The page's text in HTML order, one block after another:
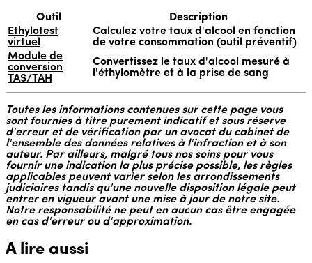
Outil
Description
Ethylotest
virtuel
Calculez votre taux d'alcool en fonction
de votre consommation (outil préventif)
Module de
conversion
TAS/TAH
Convertissez le taux d'alcool mesuré à
l'éthylomètre et à la prise de sang
Toutes les informations contenues sur cette page vous
sont fournies à titre purement indicatif et sous réserve
d'erreur et de vérification par un avocat du cabinet de
l'ensemble des données relatives à l'infraction et à son
auteur. Par ailleurs, malgré tous nos soins pour vous
fournir une indication la plus précise possible, les règles
applicables peuvent varier selon les arrondissements
judiciaires tandis qu'une nouvelle disposition légale peut
entrer en vigueur avant une mise à jour de notre site.
Notre responsabilité ne peut en aucun cas être engagée
en cas d'erreur ou d'approximation.
A lire aussi